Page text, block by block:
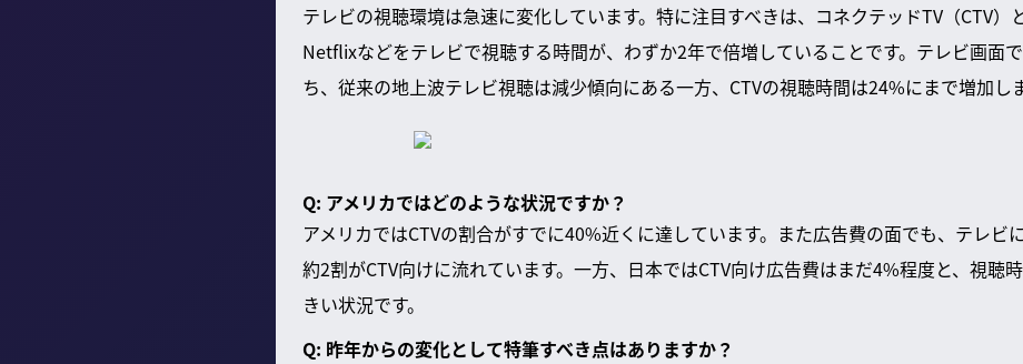
テレビの視聴環境は急速に変化しています。特に注目すべきは、コネクテッドTV（CTV）
Netflixなどをテレビで視聴する時間が、わずか2年で倍増していることです。テレビ画面
ち、従来の地上波テレビ視聴は減少傾向にある一方、CTVの視聴時間は24%にまで増加し
Q: アメリカではどのような状況ですか？
アメリカではCTVの割合がすでに40%近くに達しています。また広告費の面でも、テレビ
約2割がCTV向けに流れています。一方、日本ではCTV向け広告費はまだ4%程度と、視聴
きい状況です。
Q: 昨年からの変化として特筆すべき点はありますか？